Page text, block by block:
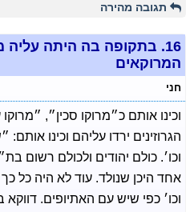
תגובה מהירה
16. בתקופה בה היתה עליה
המרוקאים
חני
וכינו אותם כ״מרוקו סכין״,
הגרוזינים ירדו עליהם וכינו
וכו׳. כולם יהודים ולכולם רשום
אחד היכן שנולד. עוד לא היה כל
וכו׳ כפי שיש עם האתיופים.